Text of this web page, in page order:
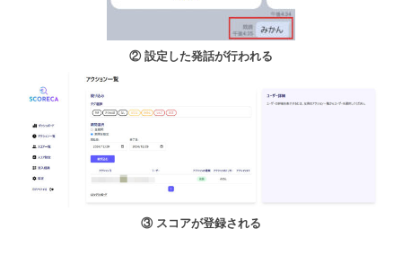
② 設定した発話が行われる
③ スコアが登録される